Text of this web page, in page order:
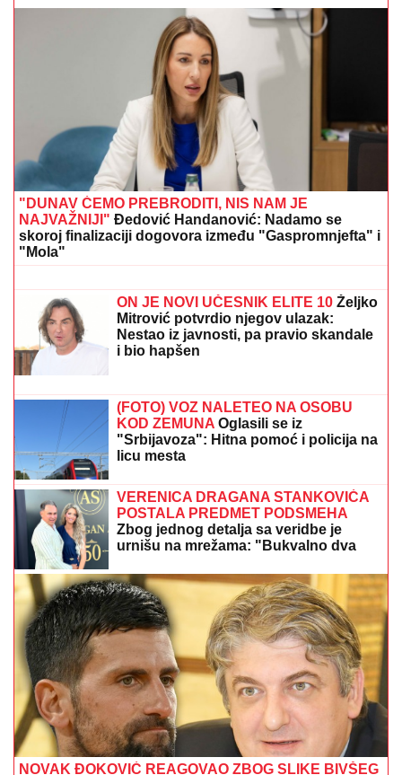
ŠOK U PROGRAMU UŽIVO!Gledateljka tvrdi da joj je
Asmin slao gole slike, zapretila mu: "Vidimo se na
sudu, iskorišćavaš žene za pare"
"MNOGO SAM TUŽAN, POČIVAJ U
MIRU"Pevačica umrla nakon borbe sa
leukemijom, imala transplantaciju
koštane srži, pa se stanje pogoršalo:
Emir Habibović se oprostio
STRAVIČNA NESREĆA KOD
JASENOVIKA!Strahuje se da IMA
POVREĐENIH, sve vrvi od policije i
DOJURIO NA BICIKLI, PA PUCAO U KUĆU
SRPSKOG BIZNISMENA!Grk (22) uhapšen zbog
napada u Nemačkoj: "Meci su probili prozor spavaće
sobe"
LUKU NA PINKStrasno se grle i ljube
u kolima, ne pušta ga: Blista pred
porođaj
KRVAVI OBRAČUN NA DORĆOLU:
Mladić upucan u stomak, drugovi ga
dovezli u bolnicu, na ovo se sumnja